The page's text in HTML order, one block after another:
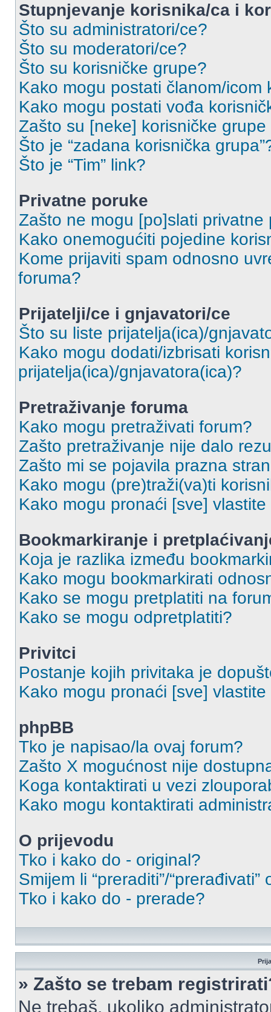
Stupnjevanje korisnika/ca i
Što su administratori/ce?
Što su moderatori/ce?
Što su korisničke grupe?
Kako mogu postati članom/icom
Kako mogu postati vođa
Zašto su [neke] korisničke
Što je “zadana korisnička
Što je “Tim” link?
Privatne poruke
Zašto ne mogu [po]slati privatne
Kako onemogućiti pojedine
Kome prijaviti spam odnosno
foruma?
Prijatelji/ce i gnjavatori/ce
Što su liste prijatelja(ica)/
Kako mogu dodati/izbrisati
prijatelja(ica)/gnjavatora(ica)?
Pretraživanje foruma
Kako mogu pretraživati forum?
Zašto pretraživanje nije dalo
Zašto mi se pojavila prazna
Kako mogu (pre)traži(va)ti
Kako mogu pronaći [sve]
Bookmarkiranje i
Koja je razlika između
Kako mogu bookmarkirati
Kako se mogu pretplatiti na
Kako se mogu odpretplatiti?
Privitci
Postanje kojih privitaka je
Kako mogu pronaći [sve] vlastite
phpBB
Tko je napisao/la ovaj forum?
Zašto X mogućnost nije
Koga kontaktirati u vezi
Kako mogu kontaktirati
O prijevodu
Tko i kako do - original?
Smijem li “preraditi”/
Tko i kako do - prerade?
» Zašto se trebam
Ne trebaš, ukoliko